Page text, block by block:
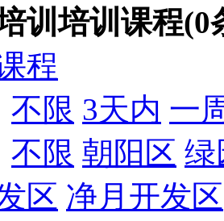
训培训课程(0
程
不限 3天内 一
不限 朝阳区 绿
区 净月开发区